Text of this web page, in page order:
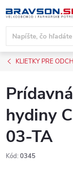
na
obsah
KLIETKY PRE
hydiny
03-TA
Kód: 0345